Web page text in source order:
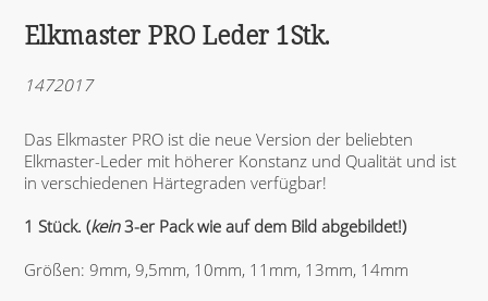
Elkmaster PRO Leder 1Stk.
1472017
Das Elkmaster PRO ist die neue Version der beliebten
Elkmaster-Leder mit höherer Konstanz und Qualität und ist
in verschiedenen Härtegraden verfügbar!
1 Stück. (kein3-er Pack wie auf dem Bild abgebildet!)
Größen: 9mm, 9,5mm, 10mm, 11mm, 13mm, 14mm